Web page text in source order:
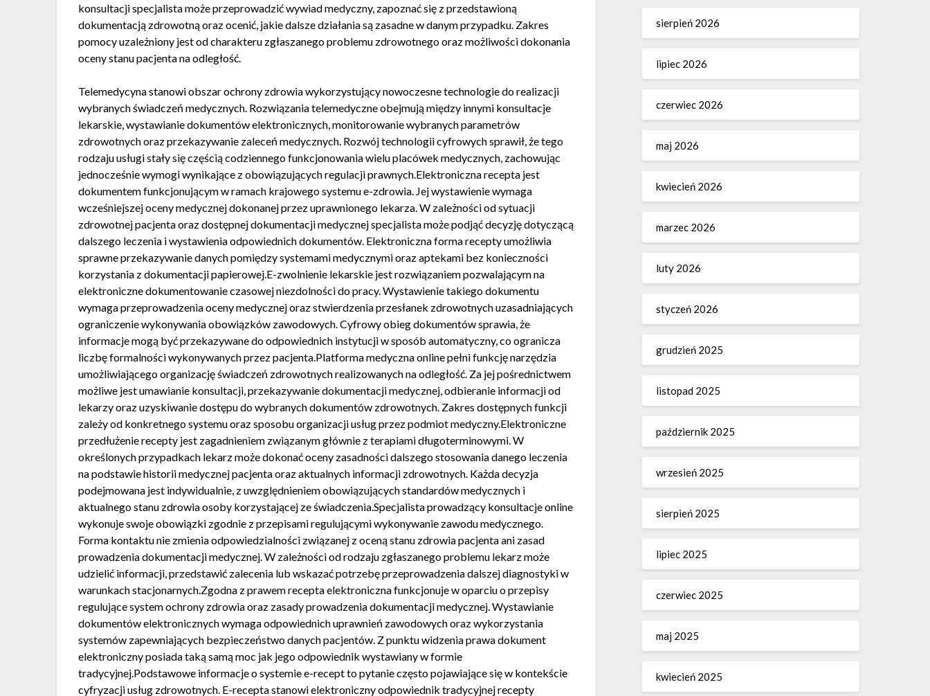
konsultacji specjalista może przeprowadzić wywiad medyczny, zapoznać się z przedstawioną
dokumentacją zdrowotną oraz ocenić, jakie dalsze działania są zasadne w danym przypadku. Zakres
pomocy uzależniony jest od charakteru zgłaszanego problemu zdrowotnego oraz możliwości dokonania
oceny stanu pacjenta na odległość.
Telemedycyna stanowi obszar ochrony zdrowia wykorzystujący nowoczesne technologie do realizacji
wybranych świadczeń medycznych. Rozwiązania telemedyczne obejmują między innymi konsultacje
lekarskie, wystawianie dokumentów elektronicznych, monitorowanie wybranych parametrów
zdrowotnych oraz przekazywanie zaleceń medycznych. Rozwój technologii cyfrowych sprawił, że tego
rodzaju usługi stały się częścią codziennego funkcjonowania wielu placówek medycznych, zachowując
jednocześnie wymogi wynikające z obowiązujących regulacji prawnych.Elektroniczna recepta jest
dokumentem funkcjonującym w ramach krajowego systemu e-zdrowia. Jej wystawienie wymaga
wcześniejszej oceny medycznej dokonanej przez uprawnionego lekarza. W zależności od sytuacji
zdrowotnej pacjenta oraz dostępnej dokumentacji medycznej specjalista może podjąć decyzję dotyczącą
dalszego leczenia i wystawienia odpowiednich dokumentów. Elektroniczna forma recepty umożliwia
sprawne przekazywanie danych pomiędzy systemami medycznymi oraz aptekami bez konieczności
korzystania z dokumentacji papierowej.E-zwolnienie lekarskie jest rozwiązaniem pozwalającym na
elektroniczne dokumentowanie czasowej niezdolności do pracy. Wystawienie takiego dokumentu
wymaga przeprowadzenia oceny medycznej oraz stwierdzenia przesłanek zdrowotnych uzasadniających
ograniczenie wykonywania obowiązków zawodowych. Cyfrowy obieg dokumentów sprawia, że
informacje mogą być przekazywane do odpowiednich instytucji w sposób automatyczny, co ogranicza
liczbę formalności wykonywanych przez pacjenta.Platforma medyczna online pełni funkcję narzędzia
umożliwiającego organizację świadczeń zdrowotnych realizowanych na odległość. Za jej pośrednictwem
możliwe jest umawianie konsultacji, przekazywanie dokumentacji medycznej, odbieranie informacji od
lekarzy oraz uzyskiwanie dostępu do wybranych dokumentów zdrowotnych. Zakres dostępnych funkcji
zależy od konkretnego systemu oraz sposobu organizacji usług przez podmiot medyczny.Elektroniczne
przedłużenie recepty jest zagadnieniem związanym głównie z terapiami długoterminowymi. W
określonych przypadkach lekarz może dokonać oceny zasadności dalszego stosowania danego leczenia
na podstawie historii medycznej pacjenta oraz aktualnych informacji zdrowotnych. Każda decyzja
podejmowana jest indywidualnie, z uwzględnieniem obowiązujących standardów medycznych i
aktualnego stanu zdrowia osoby korzystającej ze świadczenia.Specjalista prowadzący konsultacje online
wykonuje swoje obowiązki zgodnie z przepisami regulującymi wykonywanie zawodu medycznego.
Forma kontaktu nie zmienia odpowiedzialności związanej z oceną stanu zdrowia pacjenta ani zasad
prowadzenia dokumentacji medycznej. W zależności od rodzaju zgłaszanego problemu lekarz może
udzielić informacji, przedstawić zalecenia lub wskazać potrzebę przeprowadzenia dalszej diagnostyki w
warunkach stacjonarnych.Zgodna z prawem recepta elektroniczna funkcjonuje w oparciu o przepisy
regulujące system ochrony zdrowia oraz zasady prowadzenia dokumentacji medycznej. Wystawianie
dokumentów elektronicznych wymaga odpowiednich uprawnień zawodowych oraz wykorzystania
systemów zapewniających bezpieczeństwo danych pacjentów. Z punktu widzenia prawa dokument
elektroniczny posiada taką samą moc jak jego odpowiednik wystawiany w formie
tradycyjnej.Podstawowe informacje o systemie e-recept to pytanie często pojawiające się w kontekście
cyfryzacji usług zdrowotnych. E-recepta stanowi elektroniczny odpowiednik tradycyjnej recepty
sierpień 2026
lipiec 2026
czerwiec 2026
maj 2026
kwiecień 2026
marzec 2026
luty 2026
styczeń 2026
grudzień 2025
listopad 2025
październik 2025
wrzesień 2025
sierpień 2025
lipiec 2025
czerwiec 2025
maj 2025
kwiecień 2025